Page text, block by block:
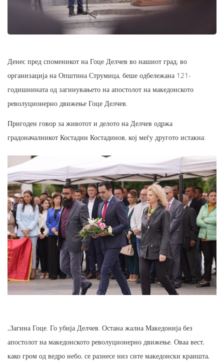
Денес пред споменикот на Гоце Делчев во нашиот град, во
организација на Општина Струмица, беше одбележана 121-
годишнината од загинувањето на апостолот на македонското
револуционерно движење Гоце Делчев.
Пригоден говор за животот и делото на Делчев одржа
градоначалникот Костадин Костадинов, кој меѓу другото истакна:
„Загина Гоце. Го убија Делчев. Остана жална Македонија без
апостолот на македонското револуционерно движење. Оваа вест,
како гром од ведро небо, се разнесе низ сите македонски краишта,